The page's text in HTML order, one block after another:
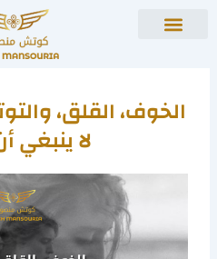
الخوف، القلق،
لا ينبغي